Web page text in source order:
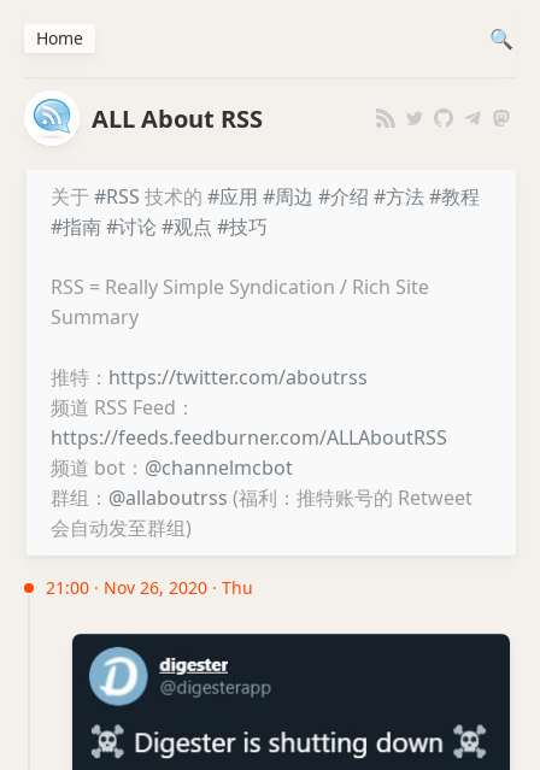
ALL About RSS
关于 #RSS 技术的 #应用 #周边 #介绍 #方法#教程
#指南#讨论 #观点 #技巧
RSS = Really Simple Syndication / Rich Site
Summary
推特： https://twitter.com/aboutrss
频道 RSS Feed：
https://feeds.feedburner.com/ALLAboutRSS
频道 bot： @channelmcbot
群组： @allaboutrss (福利：推特账号的 Retweet
会自动发至群组)
21:00 · Nov 26, 2020 · Thu
Home